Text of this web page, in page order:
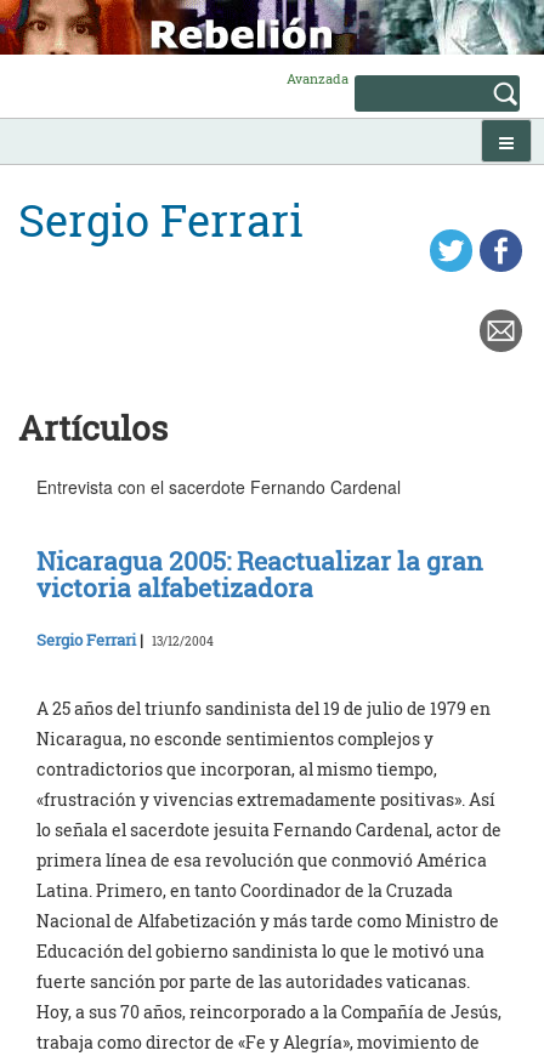
Skip
to
content
Avanzada
Sergio Ferrari
Artículos
Entrevista con el sacerdote Fernando Cardenal
Nicaragua 2005: Reactualizar la gran
victoria alfabetizadora
Sergio Ferrari| 13/12/2004
A 25 años del triunfo sandinista del 19 de julio de 1979 en
Nicaragua, no esconde sentimientos complejos y
contradictorios que incorporan, al mismo tiempo,
«frustración y vivencias extremadamente positivas». Así
lo señala el sacerdote jesuita Fernando Cardenal, actor de
primera línea de esa revolución que conmovió América
Latina. Primero, en tanto Coordinador de la Cruzada
Nacional de Alfabetización y más tarde como Ministro de
Educación del gobierno sandinista lo que le motivó una
fuerte sanción por parte de las autoridades vaticanas.
Hoy, a sus 70 años, reincorporado a la Compañía de Jesús,
trabaja como director de «Fe y Alegría», movimiento de